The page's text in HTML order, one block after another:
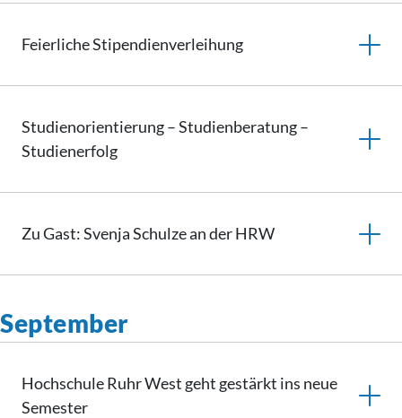
FeierlicheStipendienverleihung
Studienorientierung– Studienberatung –
Studienerfolg
Zu Gast: Svenja Schulze an der HRW
September
Hochschule Ruhr West geht gestärkt ins neue
Semester